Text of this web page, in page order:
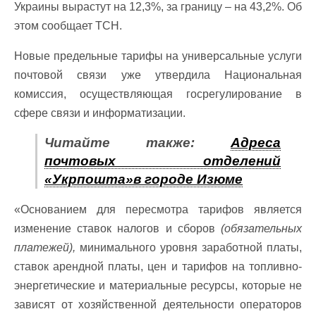
Украины вырастут на 12,3%, за границу – на 43,2%. Об
этом сообщает ТСН.
Новые предельные тарифы на универсальные услуги
почтовой связи уже утвердила Национальная
комиссия, осуществляющая госрегулирование в
сфере связи и информатизации.
Читайте также: Адреса
почтовых отделений
«Укрпошта»в городе Изюме
«Основанием для пересмотра тарифов является
изменение ставок налогов и сборов (обязательных
платежей), минимального уровня заработной платы,
ставок арендной платы, цен и тарифов на топливно-
энергетические и материальные ресурсы, которые не
зависят от хозяйственной деятельности операторов